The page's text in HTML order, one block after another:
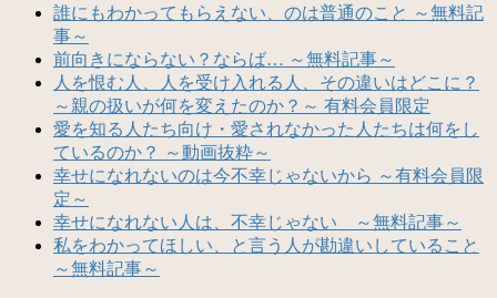
誰にもわかってもらえない、のは普通のこと ～無料記
事～
前向きにならない？ならば… ～無料記事～
人を恨む人、人を受け入れる人、その違いはどこに？
～親の扱いが何を変えたのか？～ 有料会員限定
愛を知る人たち向け・愛されなかった人たちは何をし
ているのか？ ～動画抜粋～
幸せになれないのは今不幸じゃないから ～有料会員限
定～
幸せになれない人は、不幸じゃない ～無料記事～
私をわかってほしい、と言う人が勘違いしていること
～無料記事～